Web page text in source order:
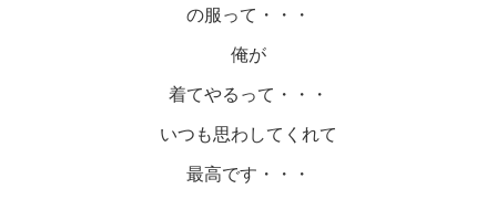
の服って・・・
俺が
着てやるって・・・
いつも思わしてくれて
最高です・・・